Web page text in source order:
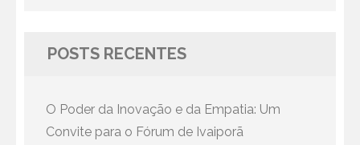
POSTS RECENTES
O Poder da Inovação e da Empatia: Um
Convite para o Fórum de Ivaiporã